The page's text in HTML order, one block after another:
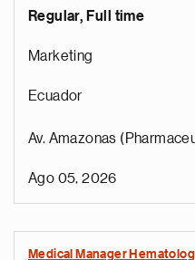
Regular, Full time
Marketing
Ecuador
Av. Amazonas
Ago 05, 2026
Medical Manager